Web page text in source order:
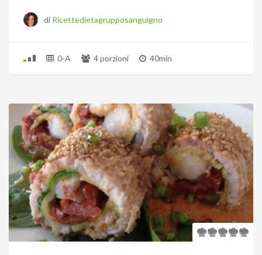
di Ricettedietagrupposanguigno
0-A 4 porzioni 40min